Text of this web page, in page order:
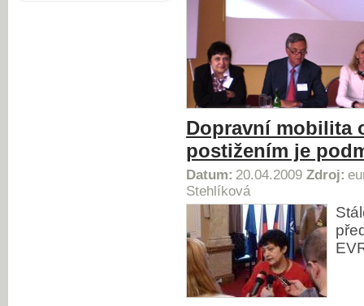
Dopravní mobilita
postižením je
Datum: 20.04.2009 Zdroj:
Stehlíková